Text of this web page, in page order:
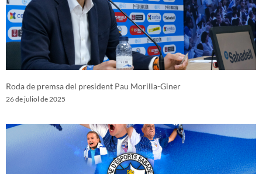
Roda de premsa del president Pau Morilla-Giner
26 de juliol de 2025